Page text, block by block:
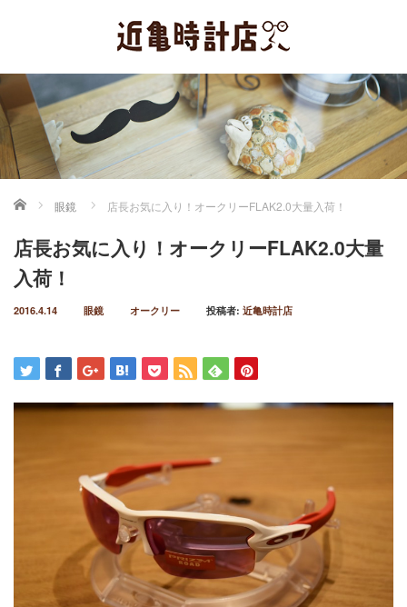
ホーム 眼鏡 店長お気に入り！オークリーFLAK2.0大量入荷！
店長お気に入り！オークリーFLAK2.0大量
入荷！
2016.4.14 眼鏡 オークリー 投稿者: 近亀時計店